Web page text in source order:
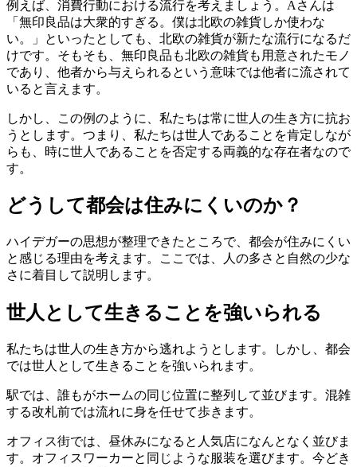
例えば、消費行動における流行を考えましょう。Aさんは
「無印良品は大衆的すぎる。僕は北欧の雑貨しか使わな
い。」といったとしても、北欧の雑貨が新たな流行になるだ
けです。そもそも、無印良品も北欧の雑貨も用意されたモノ
であり、他者から与えられるという意味では他者に流されて
いると言えます。
しかし、この例のように、私たちは常に世人の生き方に抗お
うとします。つまり、私たちは世人であることを肯定しなが
らも、時に世人であることを否定する両義的な存在者なので
す。
どうして都会は住みにくいのか？
ハイデガーの思想が整理できたところで、都会が住みにくい
と感じる理由を考えます。ここでは、人の多さと自然の少な
さに着目して説明します。
世人として生きることを強いられる
私たちは世人の生き方から逃れようとします。しかし、都会
では世人として生きることを強いられます。
駅では、誰もがホームの同じ位置に整列して並びます。混雑
する改札前では流れに身を任せて歩きます。
オフィス街では、昼休みになると人気店になんとなく並びま
す。オフィスワーカーと同じような服装を選びます。今どき